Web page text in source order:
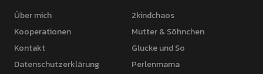
Über mich
Kooperationen
Kontakt
Datenschutzerklärung
2kindchaos
Mutter & Söhnchen
Glucke und So
Perlenmama